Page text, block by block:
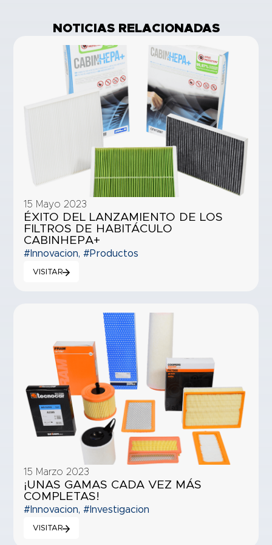
NOTICIAS RELACIONADAS
15 Mayo 2023
ÉXITO DEL LANZAMIENTO DE LOS
FILTROS DE HABITÁCULO
CABINHEPA+
#Innovacion, #Productos
VISITAR
15 Marzo 2023
¡UNAS GAMAS CADA VEZ MÁS
COMPLETAS!
#Innovacion, #Investigacion
VISITAR